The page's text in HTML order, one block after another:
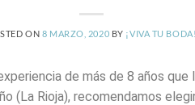
ON 8 MARZO, 2020 BY ¡VIVA TU BODA!
de más de 8 años
(La Rioja), recomendamos